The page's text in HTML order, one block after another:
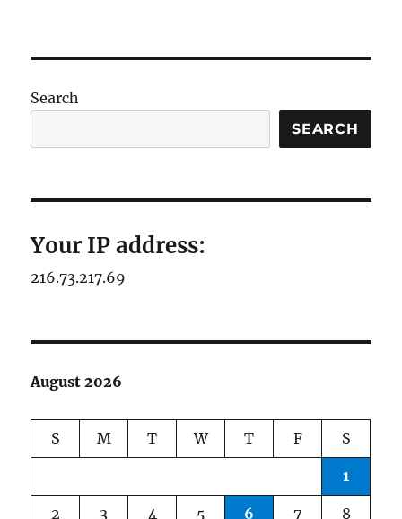
Search
SEARCH
Your IP address:
216.73.217.69
August 2026
S M T W T F S
1
2 3 4 5 6 7 8